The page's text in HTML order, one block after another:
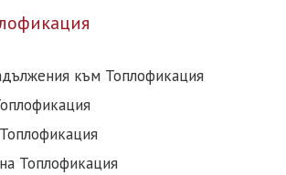
към Топлофикация
Топлофикация